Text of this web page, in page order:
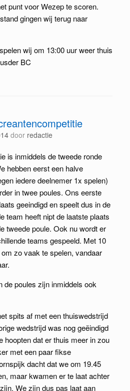
punt voor Wezep te scoren.
gingen wij terug naar
wij om 13:00 uur weer thuis
BC
door redactie
is inmiddels de tweede ronde
hebben eerst een halve
iedere deelnemer 1x spelen)
in twee poules. Ons eerste
geeindigd en speelt dus in de
team heeft nipt de laatste plaats
tweede poule. Ook nu wordt er
teams gespeeld. Met 10
zo vaak te spelen, vandaar
de poules zijn inmiddels ook
spits af met een thuiswedstrijd
wedstrijd was nog geëindigd
hoopten dat er thuis meer in zou
met een paar fikse
dacht dat we om 19.45
maar kwamen er te laat achter
We zijn dus pas laat aan